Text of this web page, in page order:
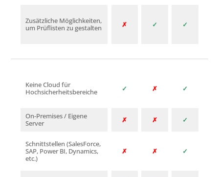
Zusätzliche Möglichkeiten,
um Prüflisten zu gestalten
✗ ✓ ✓
Keine Cloud für
Hochsicherheitsbereiche
On-Premises / Eigene
Server
Schnittstellen (SalesForce,
SAP, Power BI, Dynamics,
etc.)
✓
✗
✗
✗
✗
✗
✓
✓
✓